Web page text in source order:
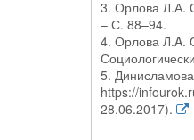
3. Орлова Л.А.
– С. 88–94.
4. Орлова Л.A.
5.
https://
28.06.2017).